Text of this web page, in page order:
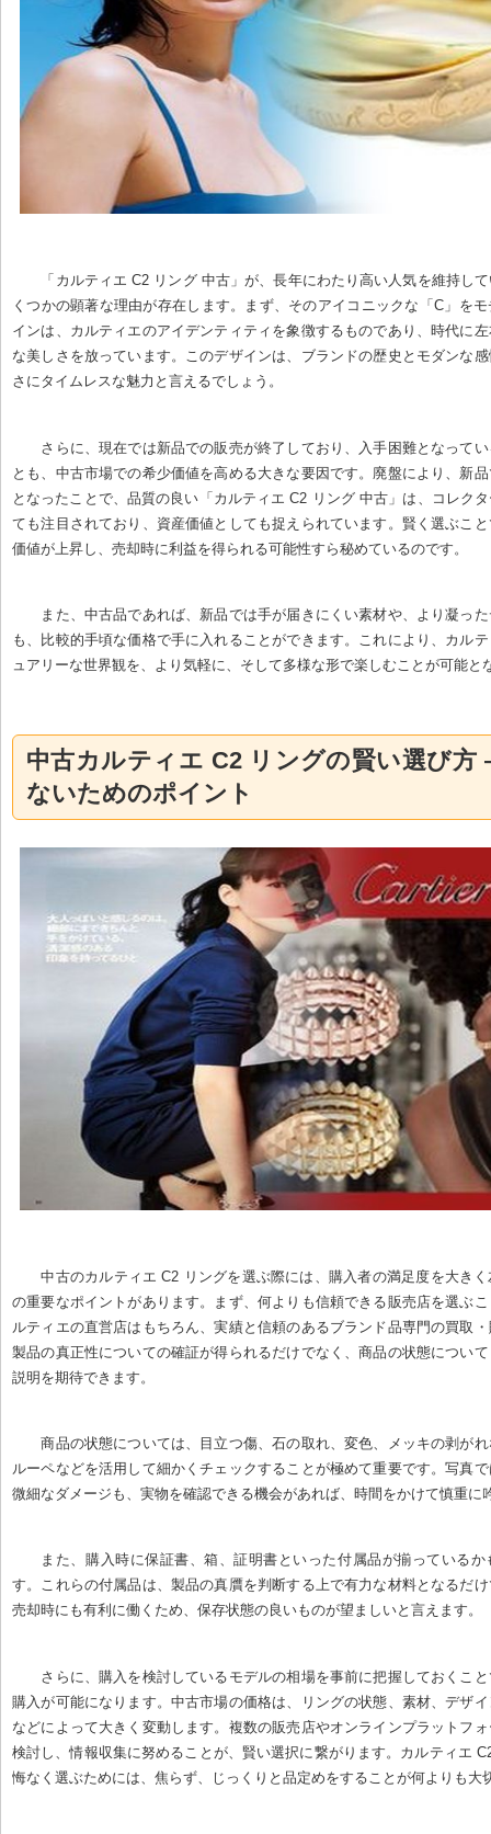
「カルティエ C2 リング 中古」が、長年にわたり高い人気を維持し
くつかの顕著な理由が存在します。まず、そのアイコニックな「C」を
インは、カルティエのアイデンティティを象徴するものであり、時代に
な美しさを放っています。このデザインは、ブランドの歴史とモダンな
さにタイムレスな魅力と言えるでしょう。
さらに、現在では新品での販売が終了しており、入手困難となって
とも、中古市場での希少価値を高める大きな要因です。廃盤により、新
となったことで、品質の良い「カルティエ C2 リング 中古」は、コレク
ても注目されており、資産価値としても捉えられています。賢く選ぶこ
価値が上昇し、売却時に利益を得られる可能性すら秘めているのです。
また、中古品であれば、新品では手が届きにくい素材や、より凝っ
も、比較的手頃な価格で手に入れることができます。これにより、カル
ュアリーな世界観を、より気軽に、そして多様な形で楽しむことが可能と
中古カルティエ C2 リングの賢い選び
ないためのポイント
中古のカルティエ C2 リングを選ぶ際には、購入者の満足度を大き
の重要なポイントがあります。まず、何よりも信頼できる販売店を選ぶ
ルティエの直営店はもちろん、実績と信頼のあるブランド品専門の買取
製品の真正性についての確証が得られるだけでなく、商品の状態につい
説明を期待できます。
商品の状態については、目立つ傷、石の取れ、変色、メッキの剥が
ルーペなどを活用して細かくチェックすることが極めて重要です。写真
微細なダメージも、実物を確認できる機会があれば、時間をかけて慎重に
また、購入時に保証書、箱、証明書といった付属品が揃っているか
す。これらの付属品は、製品の真贋を判断する上で有力な材料となるだ
売却時にも有利に働くため、保存状態の良いものが望ましいと言えます。
さらに、購入を検討しているモデルの相場を事前に把握しておくこ
購入が可能になります。中古市場の価格は、リングの状態、素材、デザ
などによって大きく変動します。複数の販売店やオンラインプラットフ
検討し、情報収集に努めることが、賢い選択に繋がります。カルティエ
悔なく選ぶためには、焦らず、じっくりと品定めをすることが何よりも大